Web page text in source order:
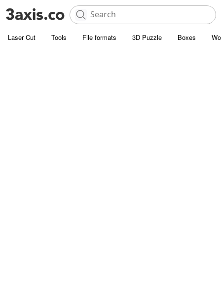
Laser Cut Tools File formats 3D Puzzle Boxes